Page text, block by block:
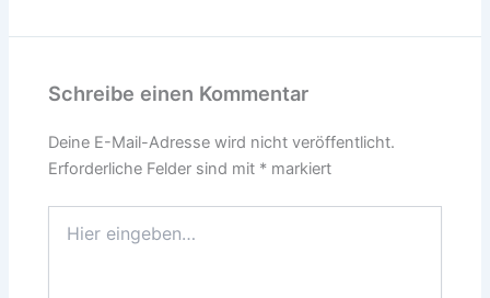
Schreibe einen Kommentar
Deine E-Mail-Adresse wird nicht veröffentlicht.
Erforderliche Felder sind mit * markiert
eingeben…